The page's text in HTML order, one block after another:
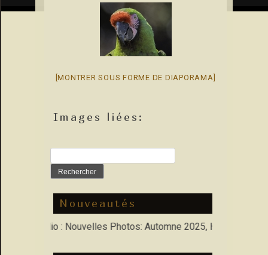
[MONTRER SOUS FORME DE DIAPORAMA]
Images liées:
Nouveautés
Porfolio : Nouvelles Photos: Automne 2025, Hiver 2026